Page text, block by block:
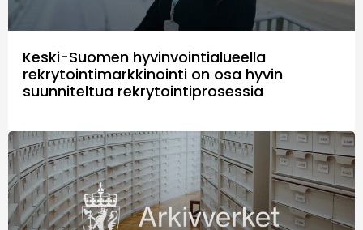
Keski-Suomen hyvinvointialueella
rekrytointimarkkinointi on osa hyvin
suunniteltua rekrytointiprosessia